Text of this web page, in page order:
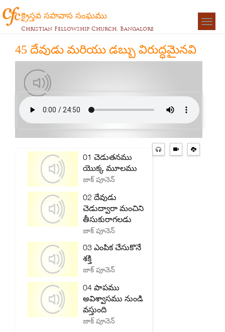
క్రైస్తవ సహవాస సంఘము
Christian Fellowship Church, Bangalore
45 దేవుడు మరియు డబ్బు విరుద్ధమైనవి
01 చెడుతనము
యొక్క మూలము
జాక్ పూనెన్
02 దేవుడు
చెడుద్వారా మంచిని
తీసుకురాగలడు
జాక్ పూనెన్
03 ఎంపిక చేసుకొనే
శక్తి
జాక్ పూనెన్
04 పాపము
అవిశ్వాసము నుండి
వస్తుంది
జాక్ పూనెన్